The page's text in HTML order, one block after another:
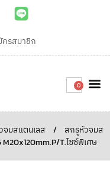
ครสมาชิก
0
จมสแตนเลส /
สกรูหัวจมส
M20x120mm.P/T.ไซซ์พิเศษ